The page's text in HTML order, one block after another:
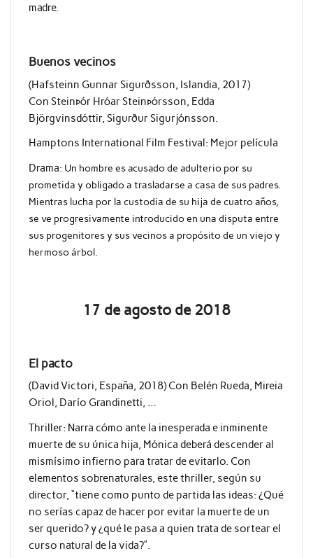
madre.
Buenos vecinos
(Hafsteinn Gunnar Sigurðsson, Islandia, 2017)
Con Steinþór Hróar Steinþórsson, Edda
Björgvinsdóttir, Sigurður Sigurjónsson.
Hamptons International Film Festival: Mejor película
Drama: Un hombre es acusado de adulterio por su
prometida y obligado a trasladarse a casa de sus padres.
Mientras lucha por la custodia de su hija de cuatro años,
se ve progresivamente introducido en una disputa entre
sus progenitores y sus vecinos a propósito de un viejo y
hermoso árbol.
17 de agosto de 2018
El pacto
(David Victori, España, 2018) Con Belén Rueda, Mireia
Oriol, Darío Grandinetti, …
Thriller: Narra cómo ante la inesperada e inminente
muerte de su única hija, Mónica deberá descender al
mismísimo infierno para tratar de evitarlo. Con
elementos sobrenaturales, este thriller, según su
director, “tiene como punto de partida las ideas: ¿Qué
no serías capaz de hacer por evitar la muerte de un
ser querido? y ¿qué le pasa a quien trata de sortear el
curso natural de la vida?”.